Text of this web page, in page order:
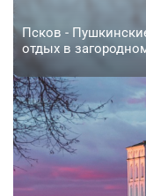
Псков -
отдых в